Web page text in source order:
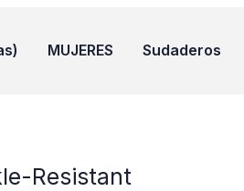
MUJERES Sudaderos
Resistant